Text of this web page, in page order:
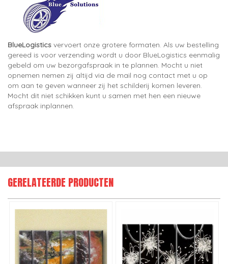
BlueLogistics vervoert onze grotere formaten. Als uw bestelling
gereed is voor verzending wordt u door BlueLogistics eenmalig
gebeld om uw bezorgafspraak in te plannen. Mocht u niet
opnemen nemen zij altijd via de mail nog contact met u op
om aan te geven wanneer zij het schilderij komen leveren.
Mocht dit niet schikken kunt u samen met hen een nieuwe
afspraak inplannen.
GERELATEERDE PRODUCTEN